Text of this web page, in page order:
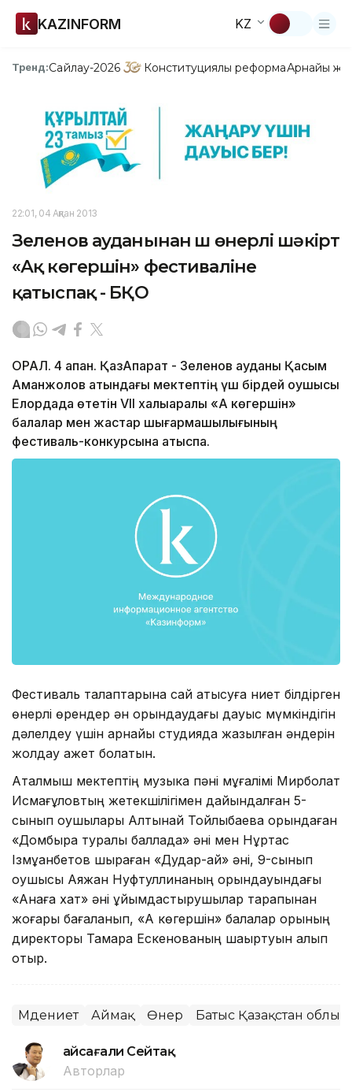
KAZINFORM KZ
Тренд:Сайлау-2026 Конституциялық реформаАрнайы
22:01, 04 Ақпан 2013
Зеленов ауданынан үш өнерлі шәкірт
«Ақ көгершін» фестиваліне
қатыспақ - БҚО
ОРАЛ. 4 ақпан. ҚазАқпарат - Зеленов ауданы Қасым
Аманжолов атындағы мектептің үш бірдей оқушысы
Елордада өтетін VІІ халықаралық «Ақ көгершін»
балалар мен жастар шығармашылығының
фестиваль-конкурсына қатыспақ.
Фестиваль талаптарына сай қатысуға ниет білдірген
өнерлі өрендер ән орын­даудағы дауыс мүмкіндігін
дәлелдеу үшін арнайы студияда жазылған әндерін
жолдау қажет болатын.
Аталмыш мектептің музыка пәні мұ­ғалімі Мирболат
Исмағұловтың жетекші­лігімен дайындалған 5-
сынып оқушылары Алтынай Тойлыбаева орындаған
«Домбыра туралы баллада» әні мен Нұртас
Ізмұқанбетов шырқаған «Дудар-ай» әні, 9-сынып
оқушысы Аяжан Нуфтуллина­ның орындауындағы
«Анаға хат» әні ұйым­дастырушылар тарапынан
жоғары бағаланып, «Ақ көгершін» балалар қоры­ның
директоры Тамара Ескенованың шақыртуын алып
отыр.
Мәдениет Аймақ Өнер Батыс Қазақстан
Ғайсағали Сейтақ
Авторлар